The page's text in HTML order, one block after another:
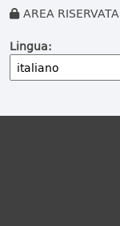
AREA RISERVATA
Lingua